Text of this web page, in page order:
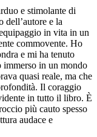
e stimolante di
dell’autore e la
in vita in un
commovente. Ho
e mi ha tenuto
immerso in un mondo
quasi reale, ma che
Il coraggio
in tutto il libro. È
più cauto spesso
audace e